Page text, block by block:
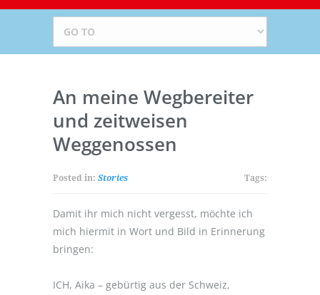
An meine Wegbereiter
und zeitweisen
Weggenossen
Posted in: Stories Tags:
Damit ihr mich nicht vergesst, möchte ich
mich hiermit in Wort und Bild in Erinnerung
bringen:
ICH, Aika – gebürtig aus der Schweiz,